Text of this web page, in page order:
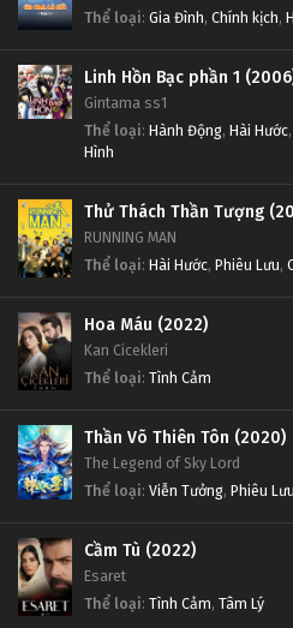
Thể loại: Gia Đình, Chính kịch,
Linh Hồn Bạc phần 1
Gintama ss1
Thể loại: Hành Động, Hài Hước,
Hình
Thử Thách Thần Tượng
RUNNING MAN
Thể loại: Hài Hước, Phiêu Lưu,
Hoa Máu (2022)
Kan Cicekleri
Thể loại: Tình Cảm
Thần Võ Thiên Tôn (2020)
The Legend of Sky Lord
Thể loại: Viễn Tưởng, Phiêu Lưu
Cầm Tù (2022)
Esaret
Thể loại: Tình Cảm, Tâm Lý